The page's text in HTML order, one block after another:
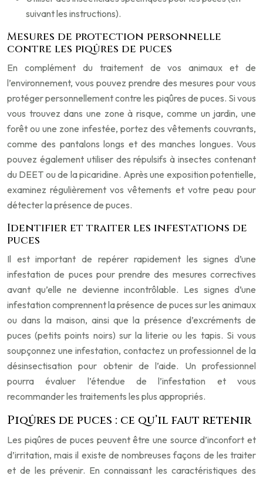
suivant les instructions).
Mesures de protection personnelle
contre les piqûres de puces
En complément du traitement de vos animaux et de
l’environnement, vous pouvez prendre des mesures pour vous
protéger personnellement contre les piqûres de puces. Si vous
vous trouvez dans une zone à risque, comme un jardin, une
forêt ou une zone infestée, portez des vêtements couvrants,
comme des pantalons longs et des manches longues. Vous
pouvez également utiliser des répulsifs à insectes contenant
du DEET ou de la picaridine. Après une exposition potentielle,
examinez régulièrement vos vêtements et votre peau pour
détecter la présence de puces.
Identifier et traiter les infestations de
puces
Il est important de repérer rapidement les signes d’une
infestation de puces pour prendre des mesures correctives
avant qu’elle ne devienne incontrôlable. Les signes d’une
infestation comprennent la présence de puces sur les animaux
ou dans la maison, ainsi que la présence d’excréments de
puces (petits points noirs) sur la literie ou les tapis. Si vous
soupçonnez une infestation, contactez un professionnel de la
désinsectisation pour obtenir de l’aide. Un professionnel
pourra évaluer l’étendue de l’infestation et vous
recommander les traitements les plus appropriés.
Piqûres de puces : ce qu’il faut retenir
Les piqûres de puces peuvent être une source d’inconfort et
d’irritation, mais il existe de nombreuses façons de les traiter
et de les prévenir. En connaissant les caractéristiques des